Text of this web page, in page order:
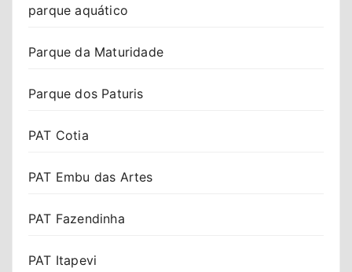
parque aquático
Parque da Maturidade
Parque dos Paturis
PAT Cotia
PAT Embu das Artes
PAT Fazendinha
PAT Itapevi